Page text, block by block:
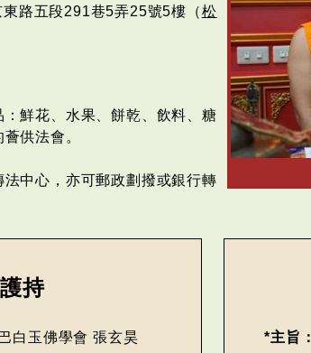
路五段291巷5弄25號5樓（松
鮮花、水果、餅乾、飲料、糖
供法會。
中心，亦可郵政劃撥或銀行轉
持
白玉佛學會 張玄昊
*主旨：